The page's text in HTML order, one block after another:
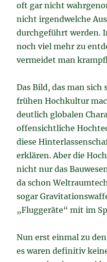
oft gar nicht
nicht irgendwelche
durchgeführt werden.
noch viel mehr zu
vermeidet man
Das Bild, das man sich
frühen Hochkultur
deutlich globalen
offensichtliche
diese
erklären. Aber die
nicht nur das
da schon
sogar
„Fluggeräte“ mit im
Nun erst einmal zu
es waren definitiv